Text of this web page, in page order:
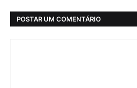
POSTAR UM COMENTÁRIO